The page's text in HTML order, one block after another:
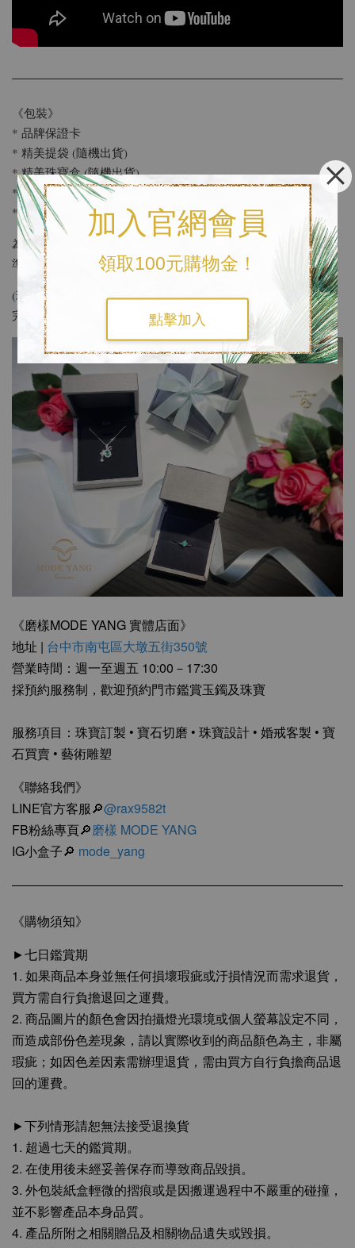
加入官網會員
領取100元購物金！
點擊加入
《包裝》
* 品牌保證卡
* 精美提袋 (隨機出貨)
* 精美珠寶盒 (隨機出貨)
* 擦拭布 (任何銀飾皆可擦拭保養)
* 名片 / 小卡 (提供免費寫50字以內小卡片服務 )
為響應環保，結帳時可以另外備註 使用環保包裝
，我們將為您
準備簡約輕便的包裝
(環保包裝會省略精美提袋，其餘基本配備及防撞措施都會準備
完善。)
《磨樣MODE YANG 實體店面》
地址 | 台中市南屯區大墩五街350號
營業時間：週一至週五 10:00－17:30
採預約服務制，歡迎預約門市鑑賞玉鐲及珠寶
服務項目：珠寶訂製 • 寶石切磨 • 珠寶設計 • 婚戒客製 • 寶
石買賣 • 藝術雕塑
《聯絡我們》
LINE官方客服🔎@rax9582t
FB粉絲專頁🔎磨樣 MODE YANG
IG小盒子🔎 mode_yang
《購物須知》
►七日鑑賞期
1. 如果商品本身並無任何損壞瑕疵或汙損情況而需求退貨，
買方需自行負擔退回之運費。
2. 商品圖片的顏色會因拍攝燈光環境或個人螢幕設定不同，
而造成部份色差現象，請以實際收到的商品顏色為主，非屬
瑕疵；如因色差因素需辦理退貨，需由買方自行負擔商品退
回的運費。
►下列情形請恕無法接受退換貨
1. 超過七天的鑑賞期。
2. 在使用後未經妥善保存而導致商品毀損。
3. 外包裝紙盒輕微的摺痕或是因搬運過程中不嚴重的碰撞，
並不影響產品本身品質。
4. 產品所附之相關贈品及相關物品遺失或毀損。